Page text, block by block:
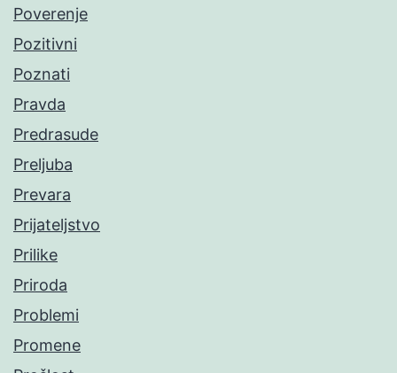
Poverenje
Pozitivni
Poznati
Pravda
Predrasude
Preljuba
Prevara
Prijateljstvo
Prilike
Priroda
Problemi
Promene